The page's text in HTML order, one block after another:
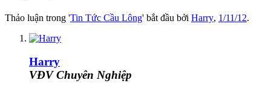
Thảo luận trong 'Tin Tức Cầu Lông' bắt đầu bởi Harry, 1/11/12.
Harry
VĐV Chuyên Nghiệp